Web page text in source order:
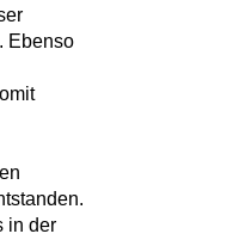
Ebenso
in der